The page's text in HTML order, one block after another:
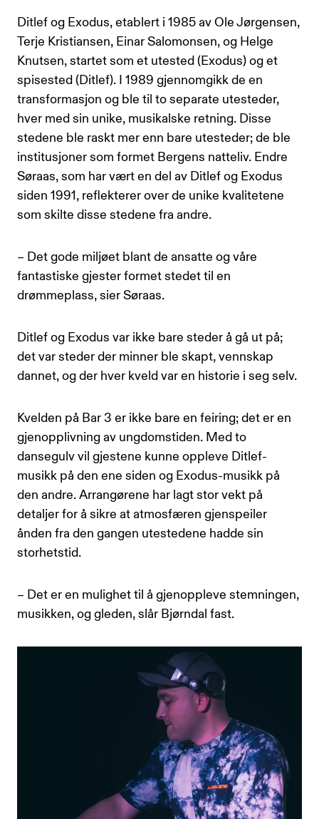
Ditlef og Exodus, etablert i 1985 av Ole Jørgensen,
Terje Kristiansen, Einar Salomonsen, og Helge
Knutsen, startet som et utested (Exodus) og et
spisested (Ditlef). I 1989 gjennomgikk de en
transformasjon og ble til to separate utesteder,
hver med sin unike, musikalske retning. Disse
stedene ble raskt mer enn bare utesteder; de ble
institusjoner som formet Bergens natteliv. Endre
Søraas, som har vært en del av Ditlef og Exodus
siden 1991, reflekterer over de unike kvalitetene
som skilte disse stedene fra andre.
– Det gode miljøet blant de ansatte og våre
fantastiske gjester formet stedet til en
drømmeplass, sier Søraas.
Ditlef og Exodus var ikke bare steder å gå ut på;
det var steder der minner ble skapt, vennskap
dannet, og der hver kveld var en historie i seg selv.
Kvelden på Bar 3 er ikke bare en feiring; det er en
gjenopplivning av ungdomstiden. Med to
dansegulv vil gjestene kunne oppleve Ditlef-
musikk på den ene siden og Exodus-musikk på
den andre. Arrangørene har lagt stor vekt på
detaljer for å sikre at atmosfæren gjenspeiler
ånden fra den gangen utestedene hadde sin
storhetstid.
– Det er en mulighet til å gjenoppleve stemningen,
musikken, og gleden, slår Bjørndal fast.